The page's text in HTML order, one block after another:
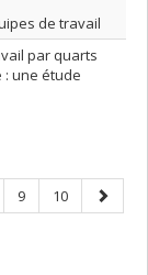
de travail
par quarts
une étude
Page
9 Page
10
Page